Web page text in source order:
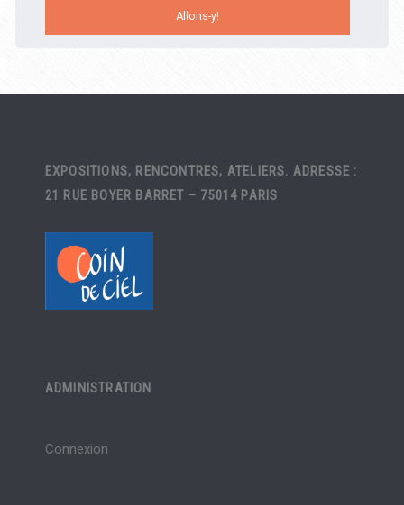
EXPOSITIONS, RENCONTRES, ATELIERS. ADRESSE :
21 RUE BOYER BARRET – 75014 PARIS
ADMINISTRATION
Connexion